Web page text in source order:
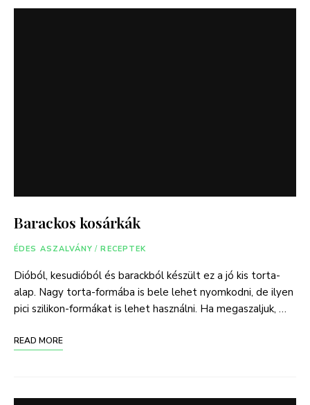
Barackos kosárkák
ÉDES ASZALVÁNY / RECEPTEK
Dióból, kesudióból és barackból készült ez a jó kis torta-
alap. Nagy torta-formába is bele lehet nyomkodni, de ilyen
pici szilikon-formákat is lehet használni. Ha megaszaljuk, …
READ MORE